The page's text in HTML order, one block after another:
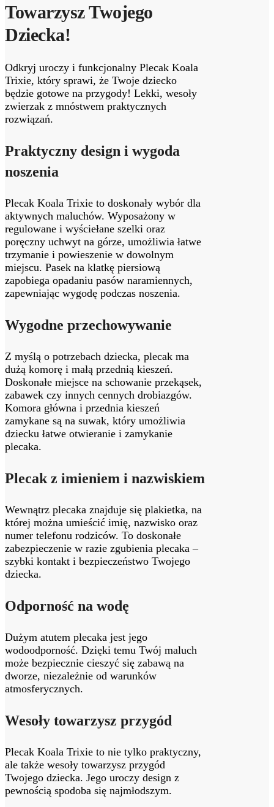
Towarzysz Twojego
Dziecka!
Odkryj uroczy i funkcjonalny Plecak Koala
Trixie, który sprawi, że Twoje dziecko
będzie gotowe na przygody! Lekki, wesoły
zwierzak z mnóstwem praktycznych
rozwiązań.
Praktyczny design i wygoda
noszenia
Plecak Koala Trixie to doskonały wybór dla
aktywnych maluchów. Wyposażony w
regulowane i wyściełane szelki oraz
poręczny uchwyt na górze, umożliwia łatwe
trzymanie i powieszenie w dowolnym
miejscu. Pasek na klatkę piersiową
zapobiega opadaniu pasów naramiennych,
zapewniając wygodę podczas noszenia.
Wygodne przechowywanie
Z myślą o potrzebach dziecka, plecak ma
dużą komorę i małą przednią kieszeń.
Doskonałe miejsce na schowanie przekąsek,
zabawek czy innych cennych drobiazgów.
Komora główna i przednia kieszeń
zamykane są na suwak, który umożliwia
dziecku łatwe otwieranie i zamykanie
plecaka.
Plecak z imieniem i nazwiskiem
Wewnątrz plecaka znajduje się plakietka, na
której można umieścić imię, nazwisko oraz
numer telefonu rodziców. To doskonałe
zabezpieczenie w razie zgubienia plecaka –
szybki kontakt i bezpieczeństwo Twojego
dziecka.
Odporność na wodę
Dużym atutem plecaka jest jego
wodoodporność. Dzięki temu Twój maluch
może bezpiecznie cieszyć się zabawą na
dworze, niezależnie od warunków
atmosferycznych.
Wesoły towarzysz przygód
Plecak Koala Trixie to nie tylko praktyczny,
ale także wesoły towarzysz przygód
Twojego dziecka. Jego uroczy design z
pewnością spodoba się najmłodszym.